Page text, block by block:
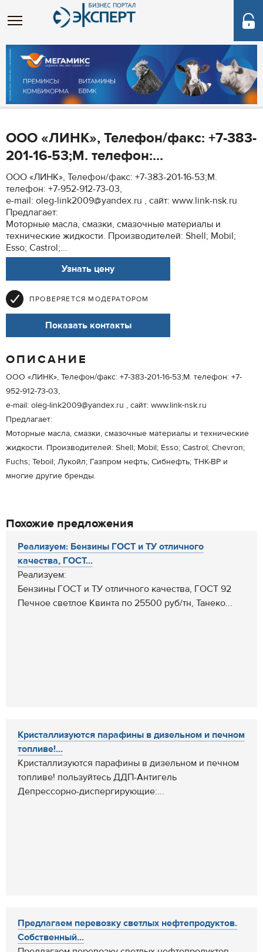
ООО «ЛИНК», Телефон/факс: +7-383-
201-16-53;М. телефон:...
ООО «ЛИНК», Телефон/факс: +7-383-201-16-53;М.
телефон: +7-952-912-73-03,
e-mail: oleg-link2009@yandex.ru , сайт: www.link-nsk.ru
Предлагает:
Моторные масла, cмазки, смазочные материалы и
технические жидкости. Производителей: Shell; Mobil;
Esso; Castrol;...
Узнать цену
ПРОВЕРЯЕТСЯ МОДЕРАТОРОМ
Показать контакты
ОПИСАНИЕ
ООО «ЛИНК», Телефон/факс: +7-383-201-16-53;М. телефон: +7-
952-912-73-03,
e-mail: oleg-link2009@yandex.ru , сайт: www.link-nsk.ru
Предлагает:
Моторные масла, cмазки, смазочные материалы и технические
жидкости. Производителей: Shell; Mobil; Esso; Castrol; Chevron;
Fuchs; Teboil; Лукойл; Газпром нефть; Сибнефть; ТНК-BP и
многие другие бренды.
Похожие предложения
Реализуем: Бензины ГОСТ и ТУ отличного
качества, ГОСТ...
Реализуем:
Бензины ГОСТ и ТУ отличного качества, ГОСТ 92
Печное светлое Квинта по 25500 руб/тн, Танеко...
Кристаллизуются парафины в дизельном и печном
топливе!...
Кристаллизуются парафины в дизельном и печном
топливе! пользуйтесь ДДП-Антигель
Депрессорно-диспергирующие:...
Предлагаем перевозку светлых нефтепродуктов.
Собственный...